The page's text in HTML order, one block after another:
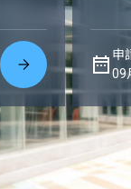
申
09